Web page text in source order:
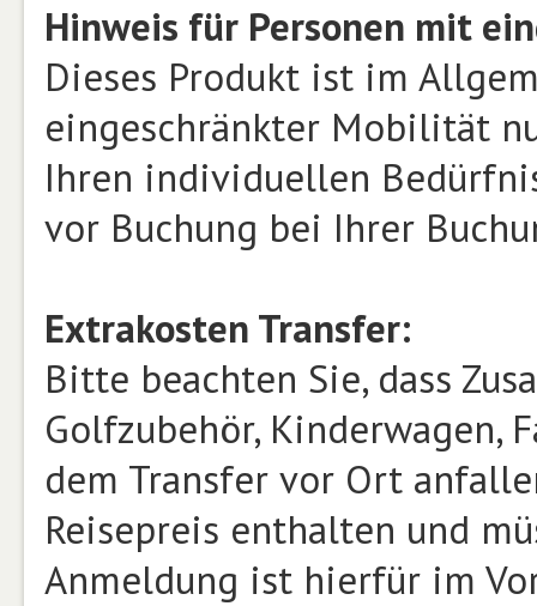
Hinweis für Personen mit
Dieses Produkt ist im
eingeschränkter Mobilität
Ihren individuellen
vor Buchung bei Ihrer
Extrakosten Transfer:
Bitte beachten Sie, dass
Golfzubehör, Kinderwagen,
dem Transfer vor Ort
Reisepreis enthalten und
Anmeldung ist hierfür im